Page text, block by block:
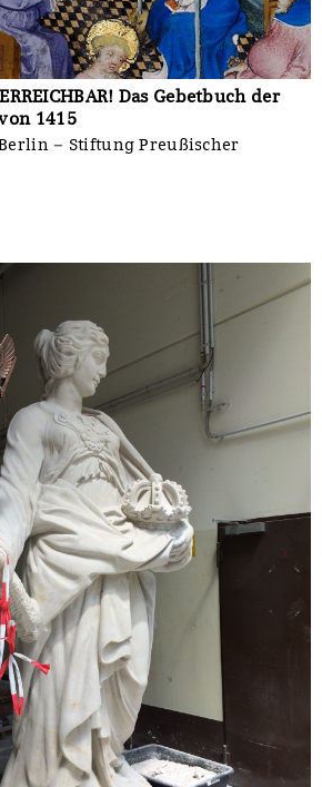
Das Gebetbuch der
1415
– Stiftung Preußischer